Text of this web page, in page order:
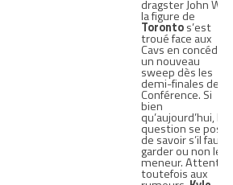
dragster John
la figure de
Torontos’est
troué face aux
Cavs en
un nouveau
sweep dès les
demi-finales de
Conférence. Si
bien
qu’aujourd’hui, la
question se pose
de savoir s’il faut
garder ou non le
meneur.
toutefois aux